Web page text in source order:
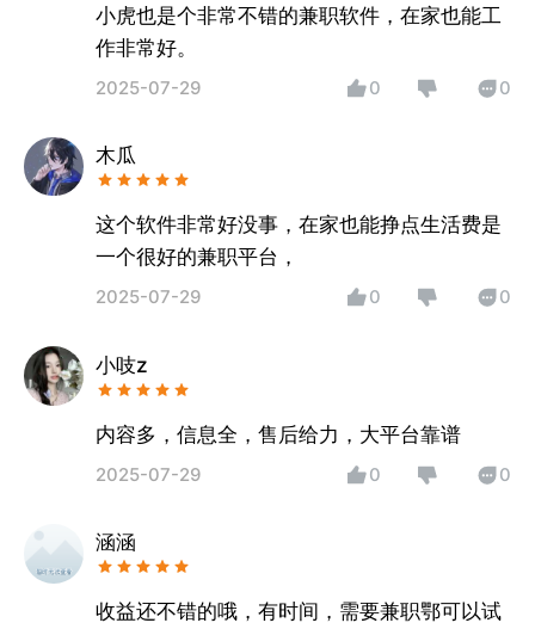
小虎也是个非常不错的兼职软件，在家也能工
作非常好。
2025-07-29 0 0
木瓜
这个软件非常好没事，在家也能挣点生活费是
一个很好的兼职平台，
2025-07-29 0 0
小吱z
内容多，信息全，售后给力，大平台靠谱
2025-07-29 0 0
涵涵
收益还不错的哦，有时间，需要兼职鄂可以试